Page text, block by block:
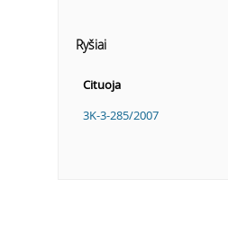
Ryšiai
Cituoja
3K-3-285/2007